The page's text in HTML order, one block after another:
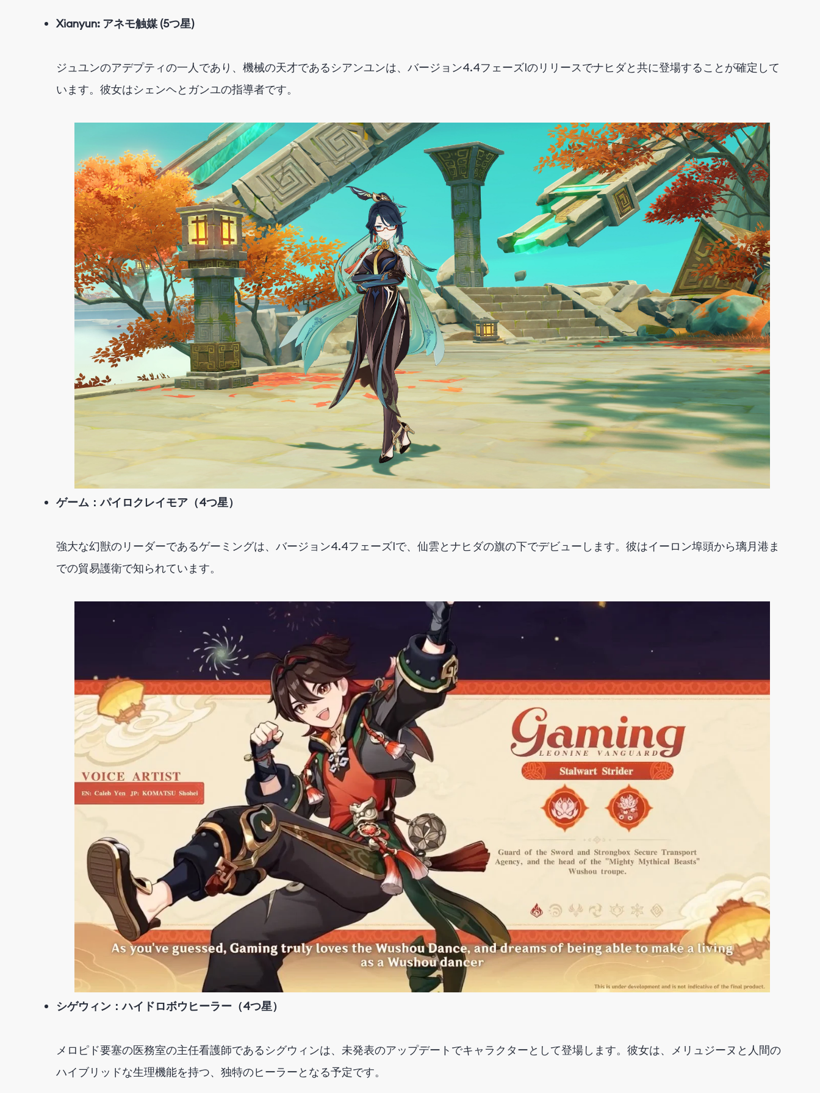
Xianyun: アネモ触媒 (5つ星)
ジュユンのアデプティの一人であり、機械の天才であるシアンユンは、バージョン4.4フェーズIのリリースでナヒダと共に登場することが確定して
います。彼女はシェンヘとガンユの指導者です。
ゲーム：パイロクレイモア（4つ星）
強大な幻獣のリーダーであるゲーミングは、バージョン4.4フェーズIで、仙雲とナヒダの旗の下でデビューします。彼はイーロン埠頭から璃月港ま
での貿易護衛で知られています。
シゲウィン：ハイドロボウヒーラー（4つ星）
メロピド要塞の医務室の主任看護師であるシグウィンは、未発表のアップデートでキャラクターとして登場します。彼女は、メリュジーヌと人間の
ハイブリッドな生理機能を持つ、独特のヒーラーとなる予定です。